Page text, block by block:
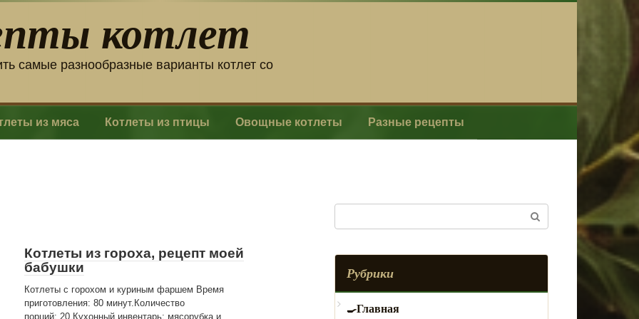
котлет
самые разнообразные варианты котлет со
из мяса Котлеты из птицы Овощные котлеты Разные рецепты
Котлеты из гороха, рецепт моей
бабушки
Котлеты с горохом и куриным фаршем Время
приготовления: 80 минут.Количество
порций: 20.Кухонный инвентарь: мясорубка и
Рубрики
Главная